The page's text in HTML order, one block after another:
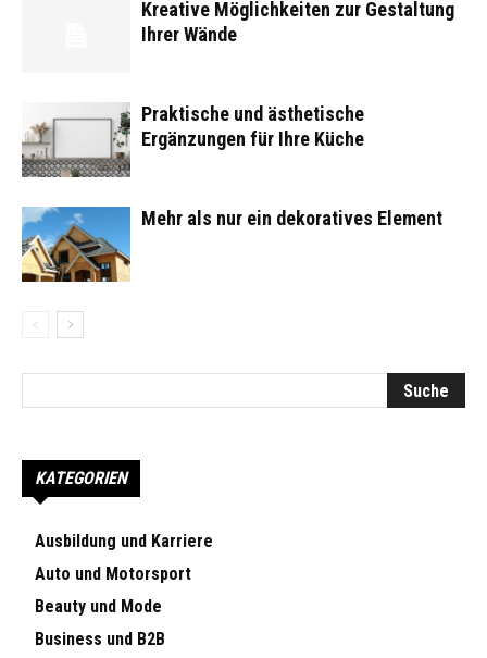
Kreative Möglichkeiten zur Gestaltung
Ihrer Wände
Praktische und ästhetische
Ergänzungen für Ihre Küche
Mehr als nur ein dekoratives Element
KATEGORIEN
Ausbildung und Karriere
Auto und Motorsport
Beauty und Mode
Business und B2B